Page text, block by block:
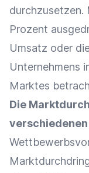
durchzusetzen.
Prozent
Umsatz oder
Unternehmens
Marktes
Die